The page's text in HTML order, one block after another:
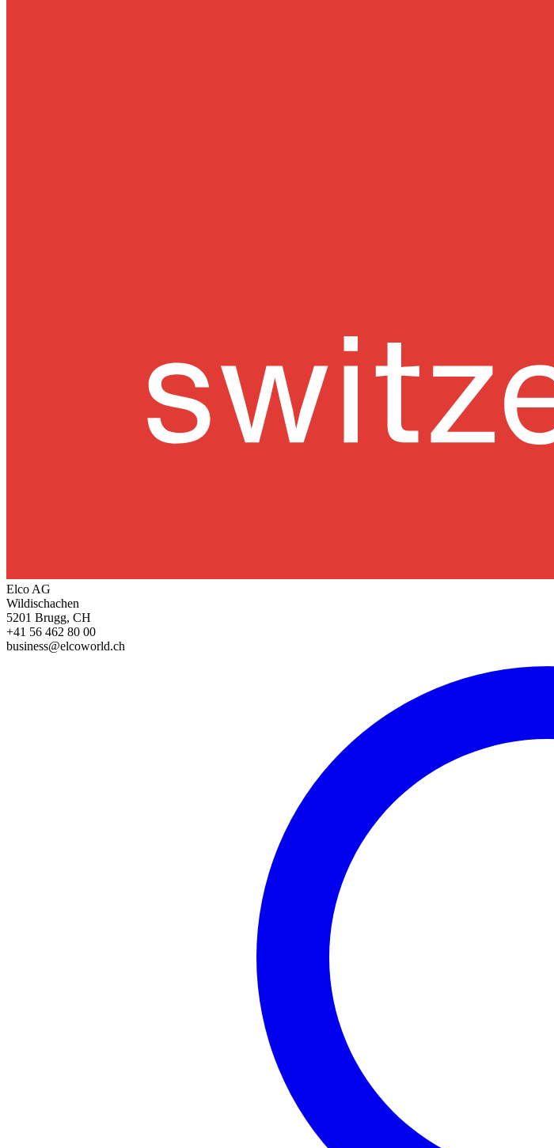
Elco AG
Wildischachen
5201 Brugg, CH
+41 56 462 80 00
business@elcoworld.ch